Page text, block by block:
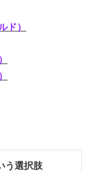
ド）
う選択肢